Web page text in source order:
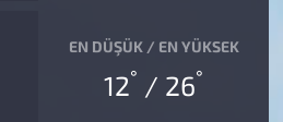
EN DÜŞÜK / EN YÜKSEK
12° / 26°